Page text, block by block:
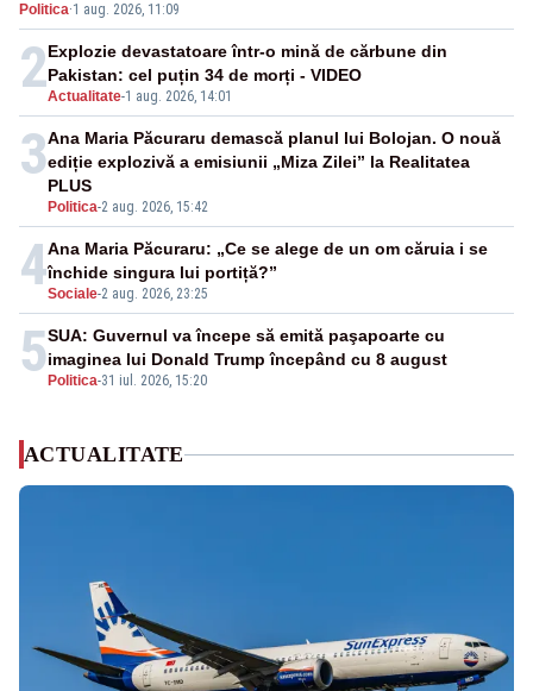
Ucrainei”
Politica·1 aug. 2026, 11:09
2Actualitate-1 aug. 2026, 14:01
Explozie devastatoare într-o mină de cărbune din
Pakistan: cel puțin 34 de morți - VIDEO
3
Politica-2 aug. 2026, 15:42
Ana Maria Păcuraru demască planul lui Bolojan. O nouă
ediție explozivă a emisiunii „Miza Zilei” la Realitatea
PLUS
4Sociale-2 aug. 2026, 23:25
Ana Maria Păcuraru: „Ce se alege de un om căruia i se
închide singura lui portiță?”
5 Politica-31 iul. 2026, 15:20
SUA: Guvernul va începe să emită paşapoarte cu
imaginea lui Donald Trump începând cu 8 august
ACTUALITATE